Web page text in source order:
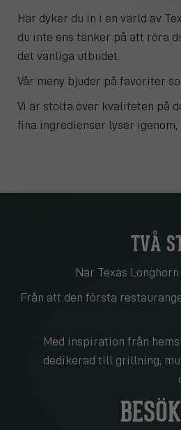
Här dyker du in i en värld av
du inte ens tänker på att röra
det vanliga utbudet.
Vår meny bjuder på favoriter
Vi är stolta över kvaliteten på
fina ingredienser lyser igenom,
TVÅ
När Texas
Från att den första
Med inspiration från
dedikerad till grillning,